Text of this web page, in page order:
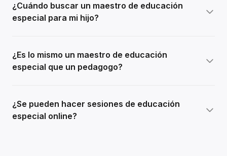
¿Cuándo buscar un maestro de educación
especial para mi hijo?
¿Es lo mismo un maestro de educación
especial que un pedagogo?
¿Se pueden hacer sesiones de educación
especial online?